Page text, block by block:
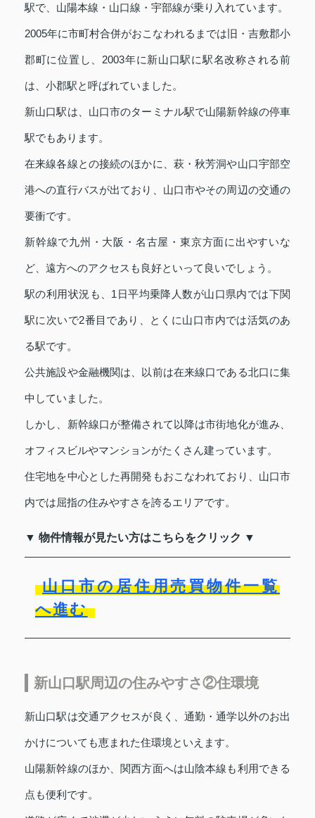
駅で、山陽本線・山口線・宇部線が乗り入れています。
2005年に市町村合併がおこなわれるまでは旧・吉敷郡小
郡町に位置し、2003年に新山口駅に駅名改称される前
は、小郡駅と呼ばれていました。
新山口駅は、山口市のターミナル駅で山陽新幹線の停車
駅でもあります。
在来線各線との接続のほかに、萩・秋芳洞や山口宇部空
港への直行バスが出ており、山口市やその周辺の交通の
要衝です。
新幹線で九州・大阪・名古屋・東京方面に出やすいな
ど、遠方へのアクセスも良好といって良いでしょう。
駅の利用状況も、1日平均乗降人数が山口県内では下関
駅に次いで2番目であり、とくに山口市内では活気のあ
る駅です。
公共施設や金融機関は、以前は在来線口である北口に集
中していました。
しかし、新幹線口が整備されて以降は市街地化が進み、
オフィスビルやマンションがたくさん建っています。
住宅地を中心とした再開発もおこなわれており、山口市
内では屈指の住みやすさを誇るエリアです。
▼ 物件情報が見たい方はこちらをクリック ▼
山口市の居住用売買物件一覧
へ進む
新山口駅周辺の住みやすさ②住環境
新山口駅は交通アクセスが良く、通勤・通学以外のお出
かけについても恵まれた住環境といえます。
山陽新幹線のほか、関西方面へは山陰本線も利用できる
点も便利です。